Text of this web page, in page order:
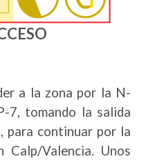
a la zona por la N-
7, tomando la salida
para continuar por la
Calp/Valencia. Unos